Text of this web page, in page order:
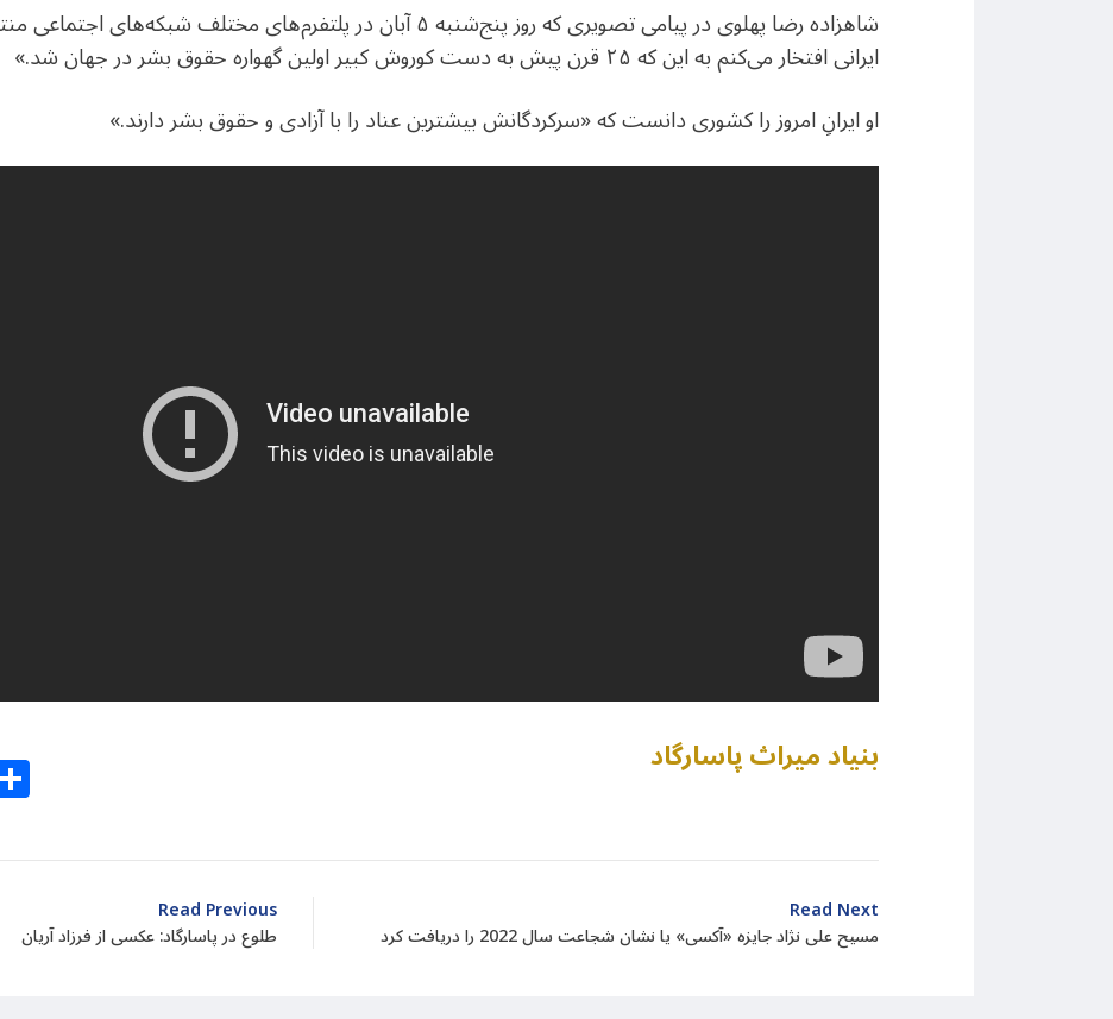
شاهزاده رضا پهلوی در پیامی تصویری که روز پنج‌شنبه ۵ آبان در پلتفرم‌های
ایرانی افتخار می‌کنم به این که ۲۵ قرن پیش به دست کوروش کبیر اولین گهواره حقوق بشر در جهان شد.»
او ایرانِ امروز را کشوری دانست که «سرکردگانش بیشترین عناد را با آزادی و حقوق بشر دارند.»
بنیاد میراث پاسارگاد
Read Previous
طلوع در پاسارگاد: عکسی از فرزاد آریان
Read Next
مسیح علی نژاد جایزه «آکسی» یا نشان شجاعت سال 2022 را دریافت کرد